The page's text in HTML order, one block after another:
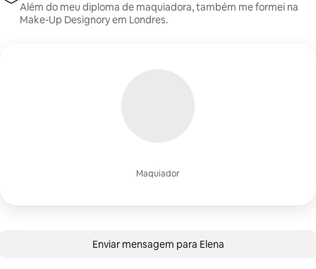
Maquiador
Além do meu diploma de maquiadora, também me formei na
Make-Up Designory em Londres.
Enviar mensagem para Elena